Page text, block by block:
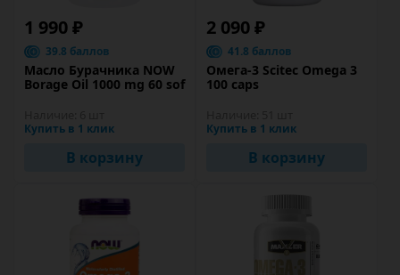
1 990 ₽
39.8 баллов
Масло Бурачника NOW
Borage Oil 1000 mg 60 sof
Купить в 1 клик
В корзину
2 090 ₽
41.8 баллов
Омега-3 Scitec Omega 3
100 caps
Купить в 1 клик
В корзину